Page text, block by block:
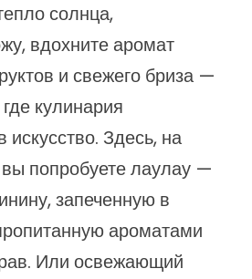
солнца,
вдохните аромат
и свежего бриза —
кулинария
искусство. Здесь, на
вы попробуете лаулау —
запеченную в
ароматами
Или освежающий